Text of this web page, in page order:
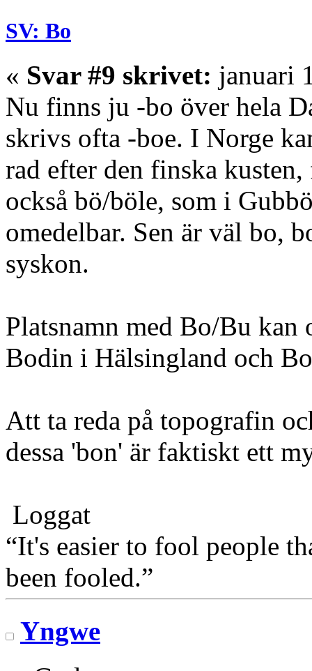
SV: Bo
« Svar #9 skrivet: januari
Nu finns ju -bo över hela
skrivs ofta -boe. I Norge
rad efter den finska
också bö/böle, som i
omedelbar. Sen är väl bo,
syskon.
Platsnamn med Bo/Bu
Bodin i Hälsingland och
Att ta reda på topografin
dessa 'bon' är faktiskt ett
Loggat
“It's easier to fool people
been fooled.”
Yngwe